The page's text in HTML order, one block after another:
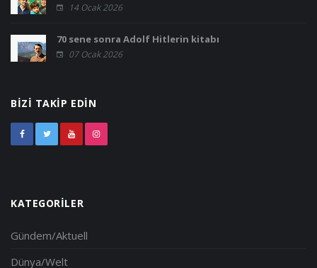
14 Ocak 2026
70 sene sonra Adolf Hitlerin kitabı
07 Ocak 2026
BIZI TAKIP EDIN
KATEGORILER
Gündem/Aktuell
Dünya/Welt